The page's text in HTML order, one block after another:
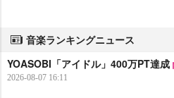
音楽ランキングニュース
YOASOBI「アイドル」400万PT達成
2026-08-07 16:11